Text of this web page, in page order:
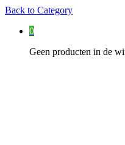
Back to Category
0
Geen producten in de